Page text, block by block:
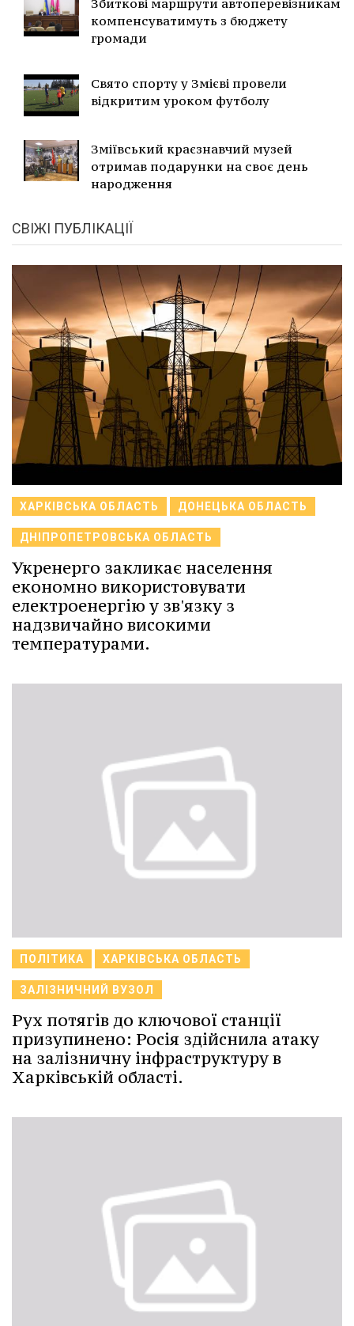
Збиткові маршрути автоперевізникам
компенсуватимуть з бюджету
громади
Свято спорту у Змієві провели
відкритим уроком футболу
Зміївський краєзнавчий музей
отримав подарунки на своє день
народження
СВІЖІ ПУБЛІКАЦІЇ
ХАРКІВСЬКА ОБЛАСТЬ ДОНЕЦЬКА ОБЛАСТЬ
ДНІПРОПЕТРОВСЬКА ОБЛАСТЬ
Укренерго закликає населення
економно використовувати
електроенергію у зв'язку з
надзвичайно високими
температурами.
ПОЛІТИКА ХАРКІВСЬКА ОБЛАСТЬ
ЗАЛІЗНИЧНИЙ ВУЗОЛ
Рух потягів до ключової станції
призупинено: Росія здійснила атаку
на залізничну інфраструктуру в
Харківській області.